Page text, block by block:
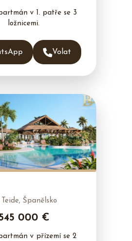
v 1. patře se 3
ložnicemi.
Volat
Teide, Španělsko
000 €
v přízemí se 2